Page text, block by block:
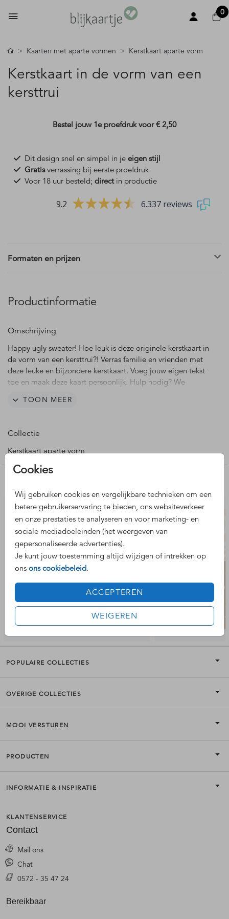
0
Cookies
Wij gebruiken cookies en vergelijkbare technieken om een
betere gebruikerservaring te bieden, ons websiteverkeer
en onze prestaties te analyseren en voor marketing- en
sociale mediadoeleinden (het weergeven van
gepersonaliseerde advertenties).
Je kunt jouw toestemming altijd wijzigen of intrekken op
ons ons cookiebeleid.
ACCEPTEREN
WEIGEREN
Kaarten met aparte vormen Kerstkaart aparte vorm
Kerstkaart in de vorm van een
kersttrui
Bestel jouw 1e proefdruk voor€ 2,50
Dit design snel en simpel in je eigen stijl
Gratisverrassing bij eerste proefdruk
Voor 18 uur besteld; directin productie
9.2 6.337 reviews
Formaten en prijzen
Productinformatie
Omschrijving
Happy ugly sweater! Hoe leuk is deze originele kerstkaart in
de vorm van een kersttrui?! Verras familie en vrienden met
deze leuke en bijzondere kerstkaart. Voeg jouw eigen tekst
toe en maak deze kaart persoonlijk. Hulp nodig? We
bijvoorbeeld voor een kaart in formaat 15 x 15 cm? Dan
wordt de kaart uit dit canvas uitgesneden. Het kan dus zijn
dus iets te groot lijkt. Heb je hier vragen over? Stuur ons
TOON MEER
Collectie
Kerstkaart aparte vorm
POPULAIRE COLLECTIES
OVERIGE COLLECTIES
MOOI VERSTUREN
PRODUCTEN
INFORMATIE & INSPIRATIE
KLANTENSERVICE
Contact
Mail ons
Chat
0572 - 35 47 24
Bereikbaar